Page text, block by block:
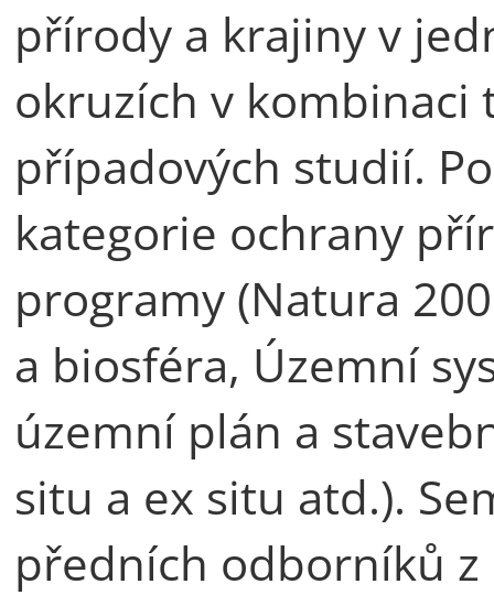
přírody a krajiny v
okruzích v kombinaci
případových studií.
kategorie ochrany
programy (Natura
a biosféra, Územní
územní plán a
situ a ex situ atd.).
předních odborníků